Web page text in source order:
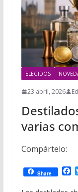
ELEGIDOS
23 abril, 2026
varias
Compártelo:
Share
F
c